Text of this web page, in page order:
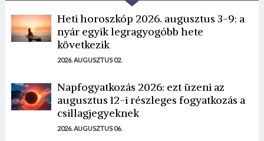
Heti horoszkóp 2026. augusztus 3-9: a
nyár egyik legragyogóbb hete
következik
2026. AUGUSZTUS 02.
Napfogyatkozás 2026: ezt üzeni az
augusztus 12-i részleges fogyatkozás a
csillagjegyeknek
2026. AUGUSZTUS 06.